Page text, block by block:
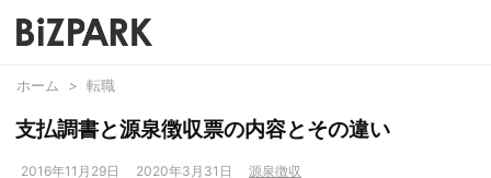
ホーム > 転職
支払調書と源泉徴収票の内容とその違い
2016年11月29日 2020年3月31日 源泉徴収